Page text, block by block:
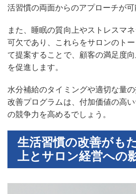
活習慣の両面からのアプローチが可
また、睡眠の質向上やストレスマ
可欠であり、これらをサロンのト
て提案することで、顧客の満足度
を促進します。
水分補給のタイミングや適切な量
改善プログラムは、付加価値の高
の競争力を高めるでしょう。
生活習慣の改善がも
上とサロン経営への